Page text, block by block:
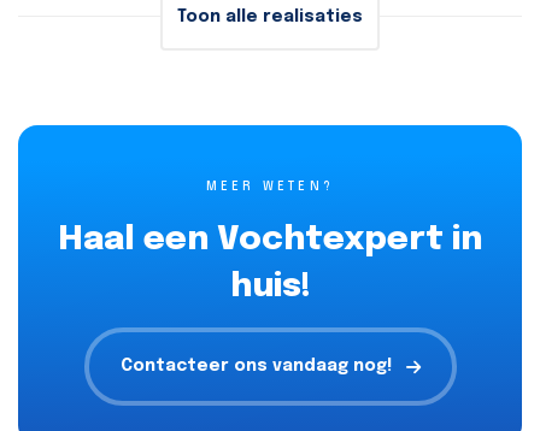
Toon alle realisaties
MEER WETEN?
Haal een Vochtexpert in
huis!
Contacteer ons vandaag nog!